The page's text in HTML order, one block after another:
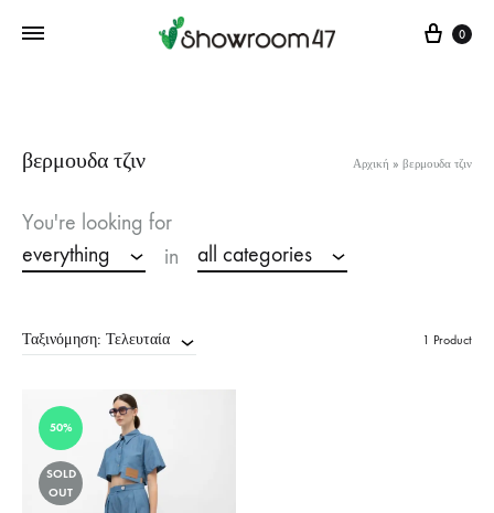
Cart
0
βερμουδα τζιν Αρχική » βερμουδα τζιν
You're looking for
everything
in all categories
Ταξινόμηση: Τελευταία 1 Product
50%
SOLD
OUT